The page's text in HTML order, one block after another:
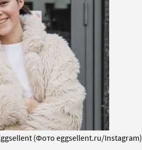
(Фото eggsellent.ru/Instagram)